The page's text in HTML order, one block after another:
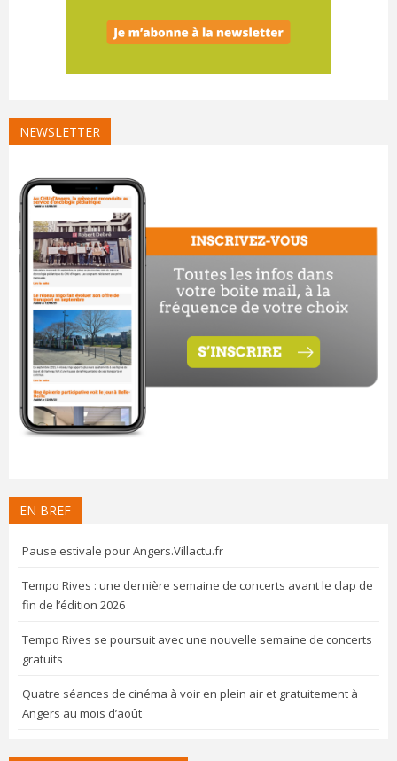
NEWSLETTER
EN BREF
Pause estivale pour Angers.Villactu.fr
Tempo Rives : une dernière semaine de concerts avant le clap de
fin de l’édition 2026
Tempo Rives se poursuit avec une nouvelle semaine de concerts
gratuits
Quatre séances de cinéma à voir en plein air et gratuitement à
Angers au mois d’août